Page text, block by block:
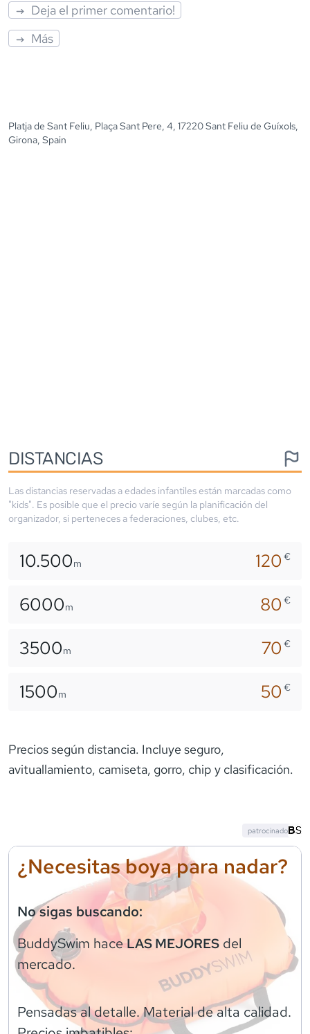
Deja el primer comentario!
Más
Platja de Sant Feliu, Plaça Sant Pere, 4, 17220 Sant Feliu de Guíxols,
Girona, Spain
DISTANCIAS
Las distancias reservadas a edades infantiles están marcadas como
"kids". Es posible que el precio varíe según la planificación del
organizador, si perteneces a federaciones, clubes, etc.
10.500m 120€
6000m 80€
3500m 70€
1500m 50€
Precios según distancia. Incluye seguro,
avituallamiento, camiseta, gorro, chip y clasificación.
¿Necesitas boya para nadar?
No sigas buscando:
BuddySwim haceLAS MEJORES del
mercado.
Pensadas al detalle. Material de alta calidad.
patrocinado